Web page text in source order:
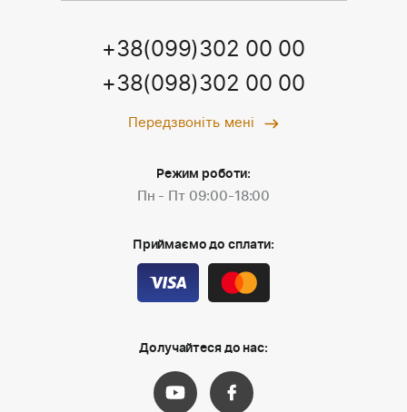
+38(099)302 00 00
+38(098)302 00 00
Передзвоніть мені
Режим роботи:
Пн - Пт 09:00-18:00
Приймаємо до сплати:
Долучайтеся до нас: